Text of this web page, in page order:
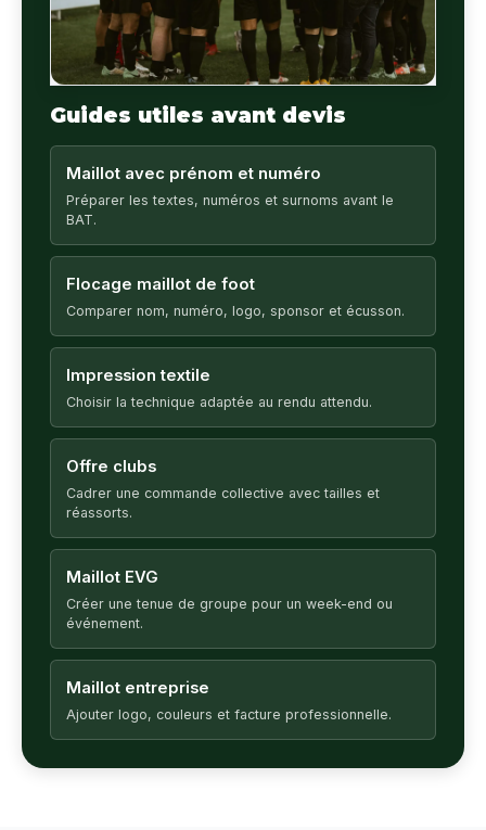
Guides utiles avant devis
Maillot avec prénom et numéro
Préparer les textes, numéros et surnoms avant le
BAT.
Flocage maillot de foot
Comparer nom, numéro, logo, sponsor et écusson.
Impression textile
Choisir la technique adaptée au rendu attendu.
Offre clubs
Cadrer une commande collective avec tailles et
réassorts.
Maillot EVG
Créer une tenue de groupe pour un week-end ou
événement.
Maillot entreprise
Ajouter logo, couleurs et facture professionnelle.